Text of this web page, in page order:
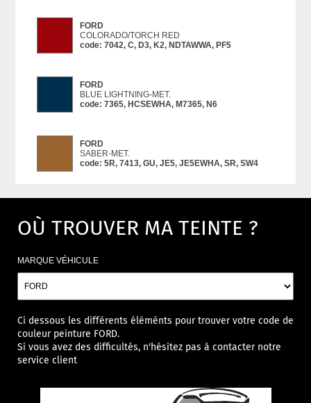
FORD
COLORADO​/​TORCH RED
code: 7042, C, D3, K2, NDTAWWA, PF5
FORD
BLUE LIGHTNING-MET.
code: 7365, HCSEWHA, M7365, N6
FORD
SABER-MET.
code: 5R, 7413, GU, JE5, JE5EWHA, SR, SW4
OÙ TROUVER MA TEINTE ?
MARQUE VÉHICULE
Ci dessous les différents éléménts pour trouver votre code de
couleur peinture FORD.
Si vous avez des difficultés, n'hésitez pas à contacter notre
service client